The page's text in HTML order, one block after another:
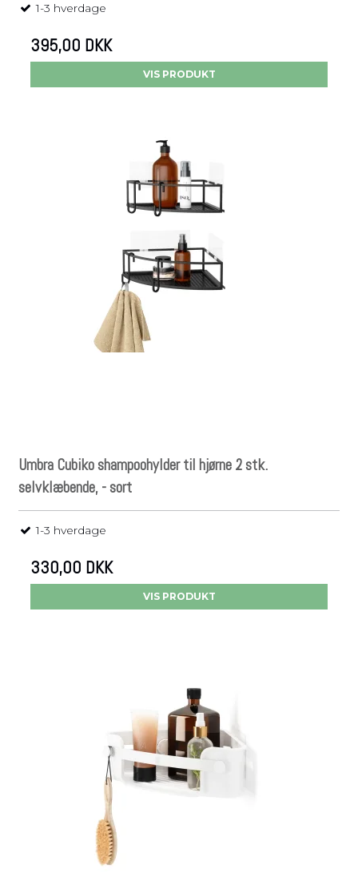
1-3 hverdage
395,00 DKK
VIS PRODUKT
Umbra Cubiko shampoohylder til hjørne 2 stk.
selvklæbende, - sort
1-3 hverdage
330,00 DKK
VIS PRODUKT